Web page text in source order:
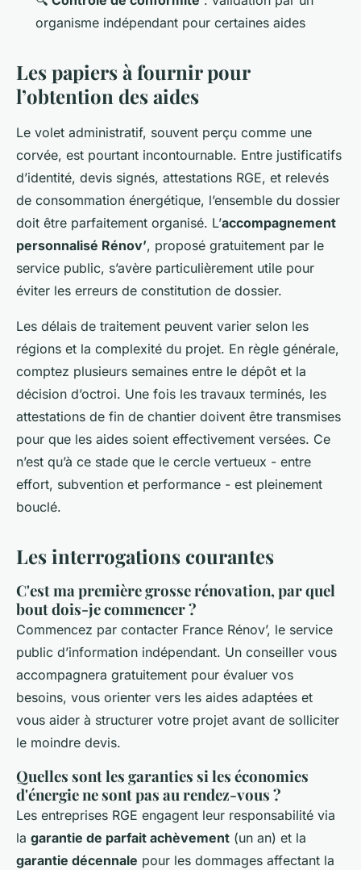
organisme indépendant pour certaines aides
Les papiers à fournir pour
l’obtention des aides
Le volet administratif, souvent perçu comme une
corvée, est pourtant incontournable. Entre justificatifs
d’identité, devis signés, attestations RGE, et relevés
de consommation énergétique, l’ensemble du dossier
doit être parfaitement organisé. L’accompagnement
personnalisé Rénov’, proposé gratuitement par le
service public, s’avère particulièrement utile pour
éviter les erreurs de constitution de dossier.
Les délais de traitement peuvent varier selon les
régions et la complexité du projet. En règle générale,
comptez plusieurs semaines entre le dépôt et la
décision d’octroi. Une fois les travaux terminés, les
attestations de fin de chantier doivent être transmises
pour que les aides soient effectivement versées. Ce
n’est qu’à ce stade que le cercle vertueux - entre
effort, subvention et performance - est pleinement
bouclé.
Les interrogations courantes
C'est ma première grosse rénovation, par quel
bout dois-je commencer ?
Commencez par contacter France Rénov’, le service
public d’information indépendant. Un conseiller vous
accompagnera gratuitement pour évaluer vos
besoins, vous orienter vers les aides adaptées et
vous aider à structurer votre projet avant de solliciter
le moindre devis.
Quelles sont les garanties si les économies
d'énergie ne sont pas au rendez-vous ?
Les entreprises RGE engagent leur responsabilité via
la garantie de parfait achèvement (un an) et la
garantie décennale pour les dommages affectant la